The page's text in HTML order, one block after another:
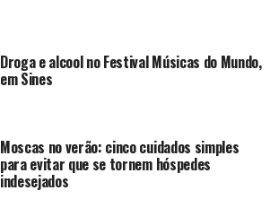
Droga e alcool no Festival Músicas do Mundo,
em Sines
Moscas no verão: cinco cuidados simples
para evitar que se tornem hóspedes
indesejados